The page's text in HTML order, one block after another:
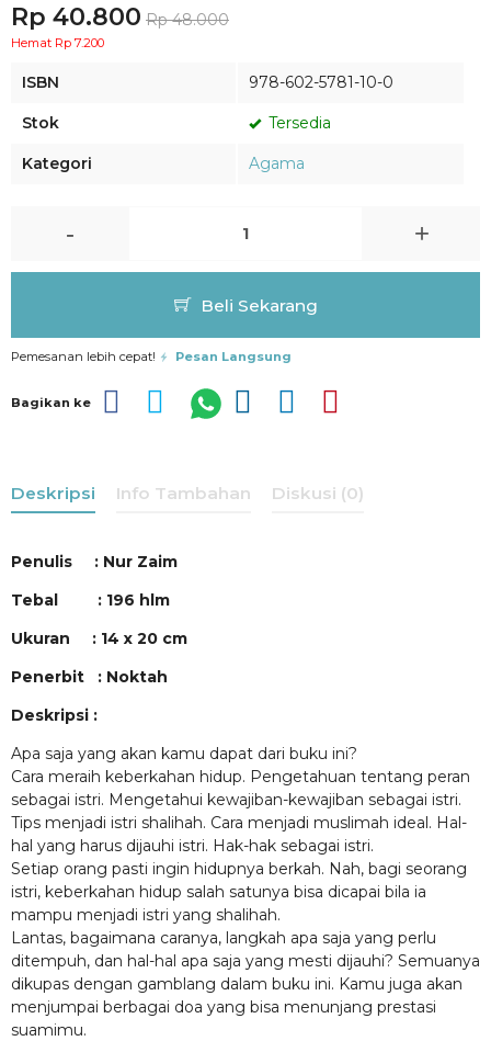
Rp 40.800 Rp 48.000
Hemat Rp 7.200
ISBN 978-602-5781-10-0
Stok Tersedia
Kategori Agama
- +
Beli Sekarang
Pemesanan lebih cepat! Pesan Langsung
Bagikan ke
Deskripsi Info Tambahan Diskusi (0)
Penulis : Nur Zaim
Tebal : 196 hlm
Ukuran : 14 x 20 cm
Penerbit : Noktah
Deskripsi :
Apa saja yang akan kamu dapat dari buku ini?
Cara meraih keberkahan hidup. Pengetahuan tentang peran
sebagai istri. Mengetahui kewajiban-kewajiban sebagai istri.
Tips menjadi istri shalihah. Cara menjadi muslimah ideal. Hal-
hal yang harus dijauhi istri. Hak-hak sebagai istri.
Setiap orang pasti ingin hidupnya berkah. Nah, bagi seorang
istri, keberkahan hidup salah satunya bisa dicapai bila ia
mampu menjadi istri yang shalihah.
Lantas, bagaimana caranya, langkah apa saja yang perlu
ditempuh, dan hal-hal apa saja yang mesti dijauhi? Semuanya
dikupas dengan gamblang dalam buku ini. Kamu juga akan
menjumpai berbagai doa yang bisa menunjang prestasi
suamimu.